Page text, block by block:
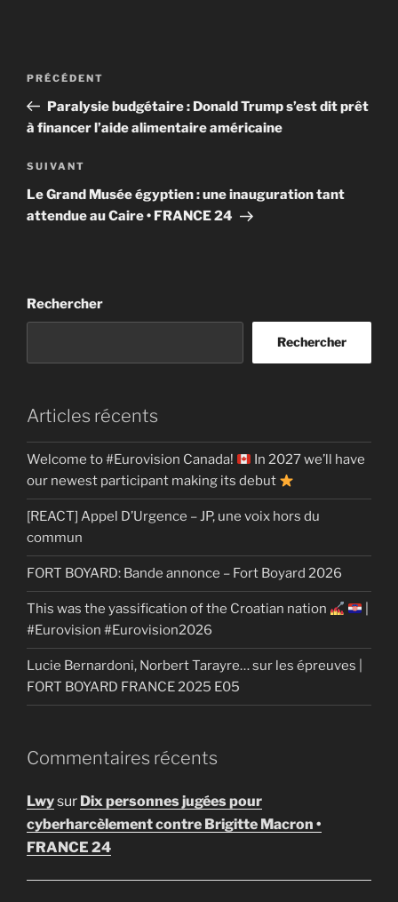
Navigation
l’article
Article
précédent
PRÉCÉDENT
Paralysie budgétaire : Donald Trump s’est dit prêt
à financer l’aide alimentaire américaine
Article
suivant
SUIVANT
Le Grand Musée égyptien : une inauguration tant
attendue au Caire • FRANCE 24
Rechercher
Rechercher
Articles récents
Welcome to #Eurovision Canada!
In 2027 we’ll have
our newest participant making its debut
[REACT] Appel D’Urgence – JP, une voix hors du
commun
FORT BOYARD: Bande annonce – Fort Boyard 2026
This was the yassification of the Croatian nation
#Eurovision #Eurovision2026
Lucie Bernardoni, Norbert Tarayre… sur les épreuves |
FORT BOYARD FRANCE 2025 E05
Commentaires récents
Lwysur Dix personnes jugées pour
cyberharcèlement contre Brigitte Macron •
FRANCE 24